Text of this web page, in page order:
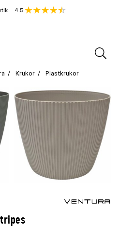
Genomsnitt
4.5
Krukor Plastkrukor